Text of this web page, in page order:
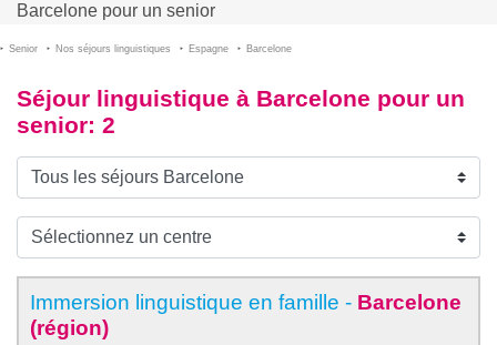
Barcelone pour un senior
Senior Nos séjours linguistiques Espagne Barcelone
Séjour linguistique à Barcelone pour un
senior: 2
Immersion linguistique en famille - Barcelone
(région)